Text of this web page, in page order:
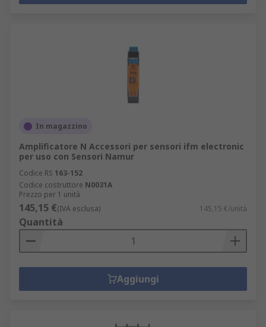
In magazzino
Amplificatore N Accessori per sensori ifm electronic
per uso con Sensori Namur
Codice RS 163-152
Codice costruttore N0031A
Prezzo per 1 unità
145,15 €(IVA esclusa) 145,15 €/unità
Quantità
Aggiungi